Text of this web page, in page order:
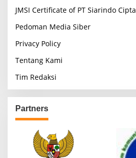
JMSI Certificate of PT Siarindo
Pedoman Media Siber
Privacy Policy
Tentang Kami
Tim Redaksi
Partners